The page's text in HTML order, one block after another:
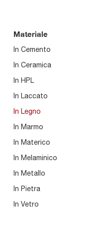
Materiale
In Cemento
In Ceramica
In HPL
In Laccato
In Legno
In Marmo
In Materico
In Melaminico
In Metallo
In Pietra
In Vetro